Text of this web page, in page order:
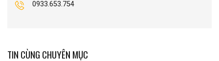
0933.653.754
TIN CÙNG CHUYÊN MỤC